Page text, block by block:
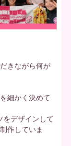
きながら何が
細かく決めて
をデザインして
作していま